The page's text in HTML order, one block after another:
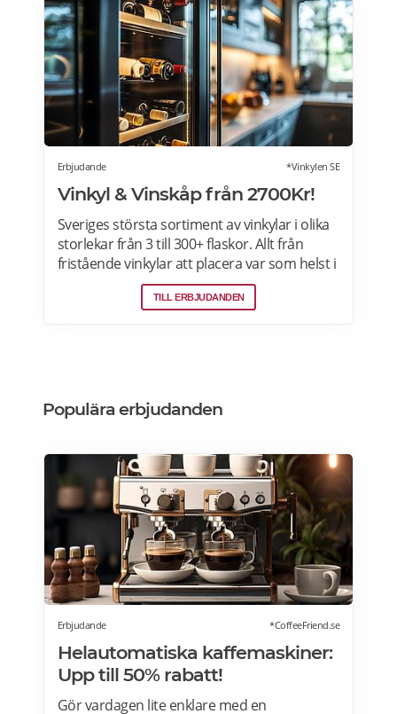
Erbjudande *Vinkylen SE
Vinkyl & Vinskåp från 2700Kr!
Sveriges största sortiment av vinkylar i olika
storlekar från 3 till 300+ flaskor. Allt från
fristående vinkylar att placera var som helst i
hemmet, till inbyggda eller integrerbara
vinkylar som elegant smälter in i
TILL ERBJUDANDEN
Populära erbjudanden
Erbjudande *CoffeeFriend.se
Helautomatiska kaffemaskiner:
Upp till 50% rabatt!
Gör vardagen lite enklare med en